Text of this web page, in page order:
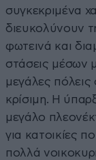
συγκεκριμένα
διευκολύνουν
φωτεινά και
στάσεις μέσων
μεγάλες πόλεις
κρίσιμη. Η
μεγάλο
για κατοικίες
πολλά